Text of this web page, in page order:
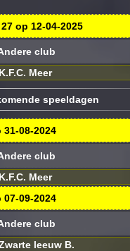
27 op 12-04-2025
club
K.F.C. Meer
speeldagen
31-08-2024
club
K.F.C. Meer
07-09-2024
club
leeuw B.